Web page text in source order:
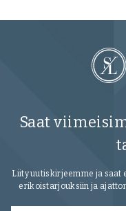
Saat
Liity uutiskirjeemme ja saat
erikoistarjouksiin ja